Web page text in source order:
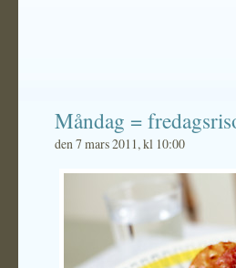
Måndag =
den 7 mars 2011, kl 10:00